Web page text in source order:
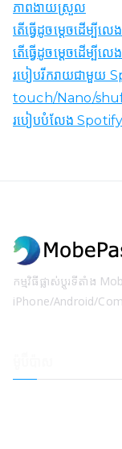
ភាពងាយស្រួល
តើធ្វើដូចម្តេចដើម្បី
តើធ្វើដូចម្តេចដើម្បី
របៀបរីករាយជាមួយ
touch/Nano/
របៀបបំលែង
កម្មវិធីផ្លាស់ប្តូរទីតាំង
iPhone/Android/